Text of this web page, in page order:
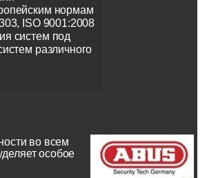
нормам
ISO 9001:2008
систем под
различного
во всем
особое